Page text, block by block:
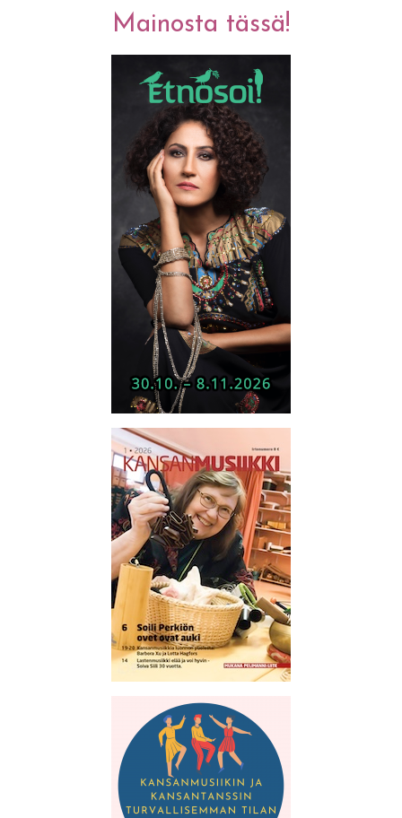
Mainosta tässä!